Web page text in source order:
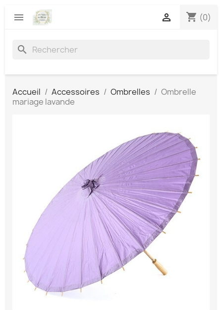
 shopping_cart (0)

search
Accueil Accessoires Ombrelles
Ombrelle
mariage lavande